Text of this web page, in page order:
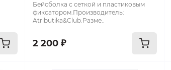
Бейсболка с сеткой и пластиковым
фиксатором.Производитель:
Atributika&Club.Разме..
2 200 ₽